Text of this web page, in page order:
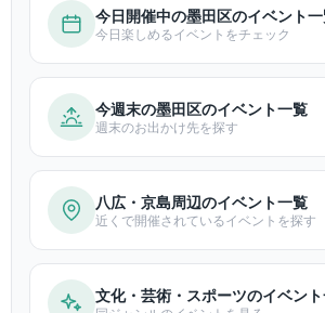
今日開催中の墨田区のイベント
今日楽しめるイベントをチェック
今週末の墨田区のイベント一覧
週末のお出かけ先を探す
八広・京島周辺のイベント一覧
近くで開催されているイベントを探す
文化・芸術・スポーツのイベン